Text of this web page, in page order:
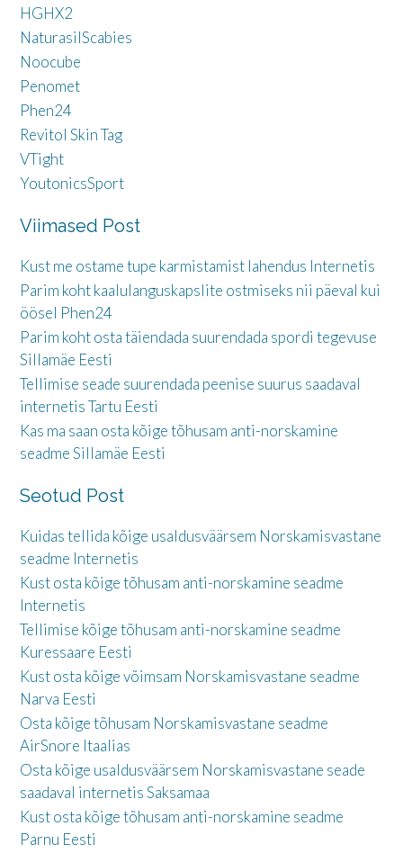
HGHX2
NaturasilScabies
Noocube
Penomet
Phen24
Revitol Skin Tag
VTight
YoutonicsSport
Viimased Post
Kust me ostame tupe karmistamist lahendus Internetis
Parim koht kaalulanguskapslite ostmiseks nii päeval kui
öösel Phen24
Parim koht osta täiendada suurendada spordi tegevuse
Sillamäe Eesti
Tellimise seade suurendada peenise suurus saadaval
internetis Tartu Eesti
Kas ma saan osta kõige tõhusam anti-norskamine
seadme Sillamäe Eesti
Seotud Post
Kuidas tellida kõige usaldusväärsem Norskamisvastane
seadme Internetis
Kust osta kõige tõhusam anti-norskamine seadme
Internetis
Tellimise kõige tõhusam anti-norskamine seadme
Kuressaare Eesti
Kust osta kõige võimsam Norskamisvastane seadme
Narva Eesti
Osta kõige tõhusam Norskamisvastane seadme
AirSnore Itaalias
Osta kõige usaldusväärsem Norskamisvastane seade
saadaval internetis Saksamaa
Kust osta kõige tõhusam anti-norskamine seadme
Parnu Eesti